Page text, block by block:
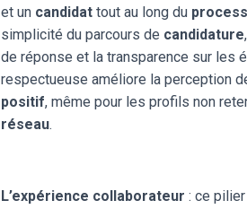
et un candidat tout au long du
simplicité du parcours de candidature
de réponse et la transparence sur les
respectueuse améliore la perception
positif, même pour les profils non
réseau.
L’expérience collaborateur : ce